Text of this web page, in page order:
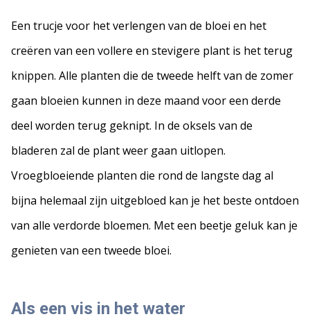
Een trucje voor het verlengen van de bloei en het
creëren van een vollere en stevigere plant is het terug
knippen. Alle planten die de tweede helft van de zomer
gaan bloeien kunnen in deze maand voor een derde
deel worden terug geknipt. In de oksels van de
bladeren zal de plant weer gaan uitlopen.
Vroegbloeiende planten die rond de langste dag al
bijna helemaal zijn uitgebloed kan je het beste ontdoen
van alle verdorde bloemen. Met een beetje geluk kan je
genieten van een tweede bloei.
Als een vis in het water